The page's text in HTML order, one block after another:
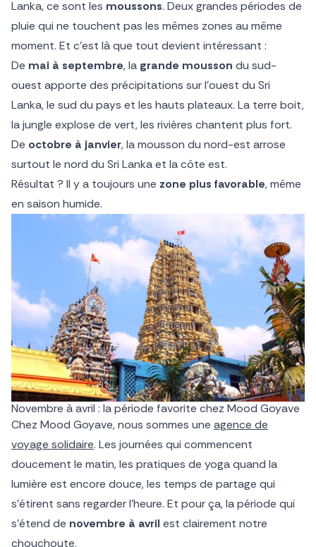
Lanka, ce sont les moussons. Deux grandes périodes de
pluie qui ne touchent pas les mêmes zones au même
moment. Et c’est là que tout devient intéressant :
De mai à septembre, la grande mousson du sud-
ouest apporte des précipitations sur l’ouest du Sri
Lanka, le sud du pays et les hauts plateaux. La terre boit,
la jungle explose de vert, les rivières chantent plus fort.
De octobre à janvier, la mousson du nord-est arrose
surtout le nord du Sri Lanka et la côte est.
Résultat ? Il y a toujours une zone plus favorable, même
en saison humide.
Novembre à avril : la période favorite chez Mood Goyave
Chez Mood Goyave, nous sommes une agence de
voyage solidaire. Les journées qui commencent
doucement le matin, les pratiques de yoga quand la
lumière est encore douce, les temps de partage qui
s’étirent sans regarder l’heure. Et pour ça, la période qui
s’étend de novembre à avril est clairement notre
chouchoute.